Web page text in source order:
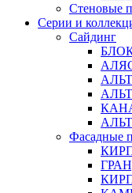
Стеновые
Серии и
Сайдинг
Фасадные